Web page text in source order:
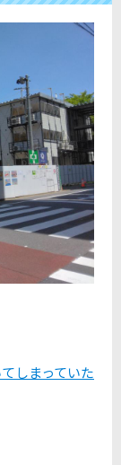
しまっていた